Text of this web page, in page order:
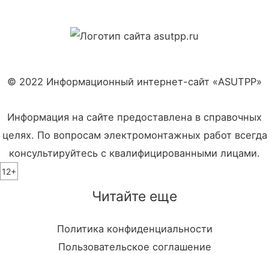
© 2022 Информационный интернет-сайт «ASUTPP»
Информация на сайте предоставлена в справочных
целях. По вопросам электромонтажных работ всегда
консультируйтесь с квалифицированными лицами.
12+
Читайте еще
Политика конфиденциальности
Пользовательское соглашение